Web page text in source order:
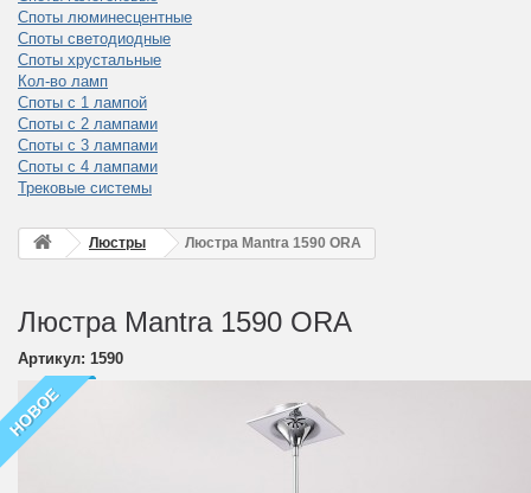
Споты люминесцентные
Споты светодиодные
Споты хрустальные
Кол-во ламп
Споты с 1 лампой
Споты с 2 лампами
Споты с 3 лампами
Споты с 4 лампами
Трековые системы
Люстры Люстра Mantra 1590 ORA
Люстра Mantra 1590 ORA
Артикул: 1590
НОВОЕ